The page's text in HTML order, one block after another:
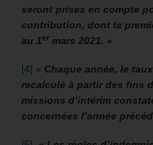
seront prises en compte
contribution, dont la
au 1ermars 2021. »
[4] « Chaque année, le
recalculé à partir des fins
missions d’intérim
concernées l’année